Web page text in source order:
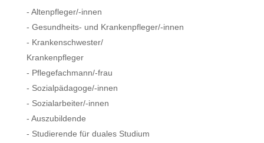
- Altenpfleger/-innen
- Gesundheits- und Krankenpfleger/-innen
- Krankenschwester/
Krankenpfleger
- Pflegefachmann/-frau
- Sozialpädagoge/-innen
- Sozialarbeiter/-innen
- Auszubildende
- Studierende für duales Studium